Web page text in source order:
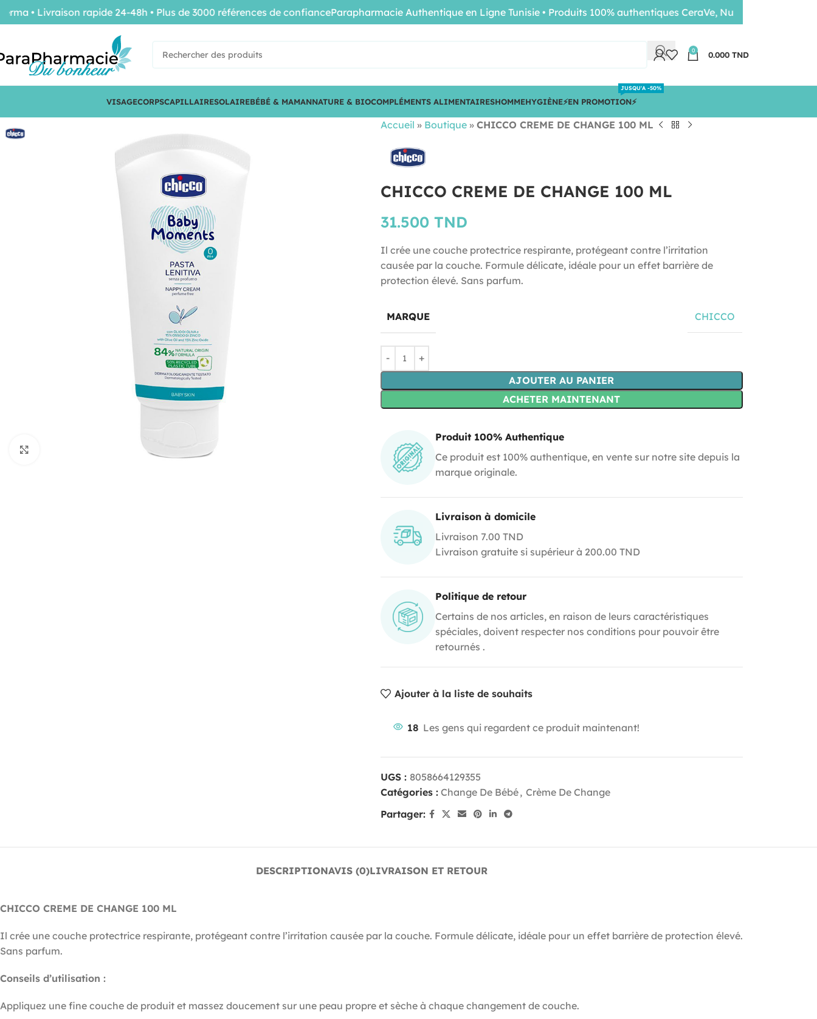
0 0.000 TND
VISAGECORPSCAPILLAIRESOLAIREBÉBÉ & MAMANNATURE & BIOCOMPLÉMENTS ALIMENTAIRESHOMMEHYGIÈNE⚡️EN PROMOTION⚡️
JUSQU'A -50%
Accueil » Boutique» CHICCO CREME DE CHANGE 100 ML
CHICCO CREME DE CHANGE 100 ML
31.500 TND
Il crée une couche protectrice respirante, protégeant contre l’irritation
causée par la couche. Formule délicate, idéale pour un effet barrière de
protection élevé. Sans parfum.
MARQUE CHICCO
AJOUTER AU PANIER
ACHETER MAINTENANT
Produit 100% Authentique
Ce produit est 100% authentique, en vente sur notre site depuis la
marque originale.
Livraison à domicile
Livraison 7.00 TND
Livraison gratuite si supérieur à 200.00 TND
Politique de retour
Certains de nos articles, en raison de leurs caractéristiques
spéciales, doivent respecter nos conditions pour pouvoir être
retournés .
Ajouter à la liste de souhaits
18 Les gens qui regardent ce produit maintenant!
UGS : 8058664129355
Catégories : Change De Bébé, Crème De Change
Partager:
DESCRIPTIONAVIS (0)LIVRAISON ET RETOUR
CHICCO CREME DE CHANGE 100 ML
Il crée une couche protectrice respirante, protégeant contre l’irritation causée par la couche. Formule délicate, idéale pour un effet barrière de protection élevé.
Sans parfum.
Conseils d’utilisation :
Appliquez une fine couche de produit et massez doucement sur une peau propre et sèche à chaque changement de couche.
• Livraison rapide 24-48h • Plus de 3000 références de confianceParapharmacie Authentique en Ligne Tunisie • Produits 100% authentiques CeraVe, Nuxe, Bioderma •